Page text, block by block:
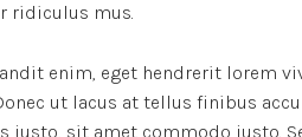
ridiculus mus.
enim, eget hendrerit lorem
ut lacus at tellus finibus
justo, sit amet commodo justo.